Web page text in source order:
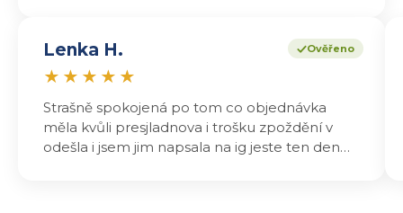
Ověřeno
Lenka H.
★ ★ ★ ★ ★
Strašně spokojená po tom co objednávka
měla kvůli presjladnova i trošku zpoždění v
odešla i jsem jim napsala na ig jeste ten den